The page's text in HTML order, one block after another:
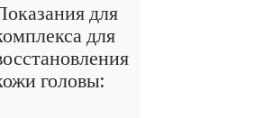
для
для
головы: